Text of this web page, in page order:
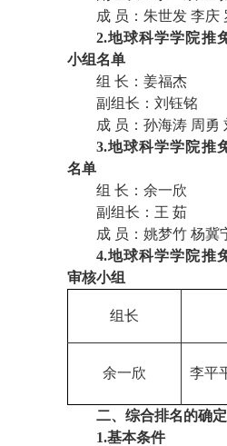
成 员：朱世发 李庆
2.地球科学学院推
小组名单
组 长：姜福杰
副组长：刘钰铭
成 员：孙海涛 周勇
3.地球科学学院推
名单
组 长：余一欣
副组长：王 茹
成 员：姚梦竹 杨冀
4.地球科学学院推
审核小组
组长
余一欣 李平
二、综合排名的确
1.基本条件